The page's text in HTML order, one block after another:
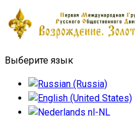
Выберите язык